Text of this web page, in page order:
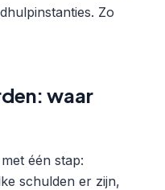
Zo
waar
één stap:
schulden er zijn,